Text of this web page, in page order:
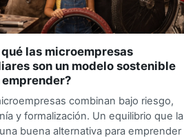
qué las microempresas
son un modelo sostenible
combinan bajo riesgo,
y formalización. Un equilibrio que la
buena alternativa para emprender